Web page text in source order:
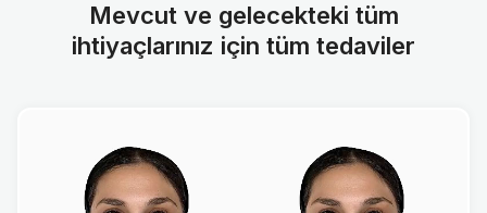
Mevcut ve gelecekteki tüm
ihtiyaçlarınız için tüm tedaviler